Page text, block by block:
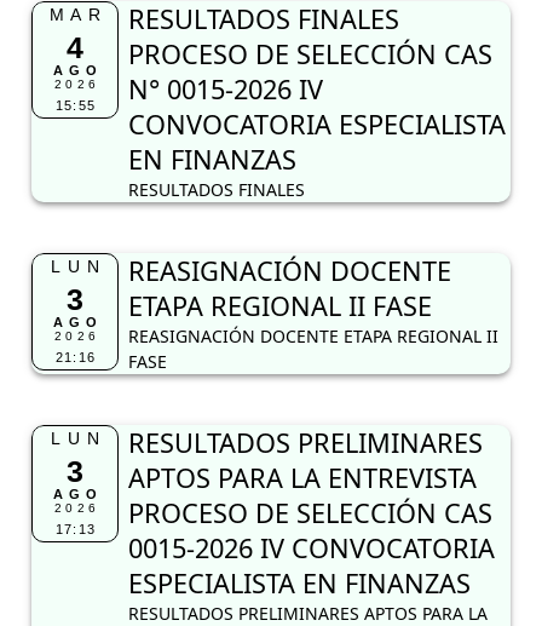
MAR
4
AGO
2026
15:55
RESULTADOS FINALES
PROCESO DE SELECCIÓN CAS
N° 0015-2026 IV
CONVOCATORIA ESPECIALISTA
EN FINANZAS
RESULTADOS FINALES
LUN
3
AGO
2026
21:16
REASIGNACIÓN DOCENTE
ETAPA REGIONAL II FASE
REASIGNACIÓN DOCENTE ETAPA REGIONAL II
FASE
LUN
3
AGO
2026
17:13
RESULTADOS PRELIMINARES
APTOS PARA LA ENTREVISTA
PROCESO DE SELECCIÓN CAS
0015-2026 IV CONVOCATORIA
ESPECIALISTA EN FINANZAS
RESULTADOS PRELIMINARES APTOS PARA LA